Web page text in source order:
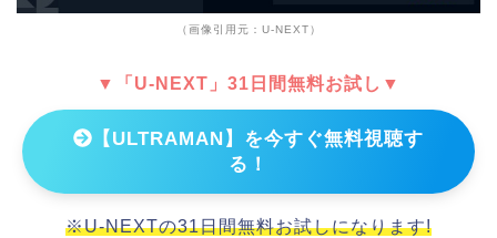
（画像引用元：U-NEXT）
▼「U-NEXT」31日間無料お試し▼
【ULTRAMAN】を今すぐ無料視聴す
る！
※U-NEXTの31日間無料お試しになります!